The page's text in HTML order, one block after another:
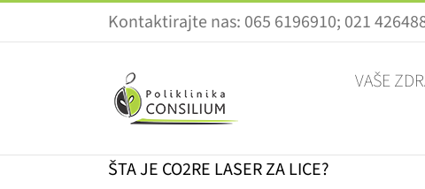
to
Kontaktirajte nas: 065 6196910; 021
VAŠE
ŠTA JE CO2RE LASER ZA LICE?